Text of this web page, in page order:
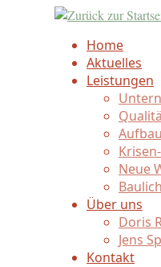
Home
Aktuelles
Leistungen
Neue
Über uns
Doris
Jens
Kontakt